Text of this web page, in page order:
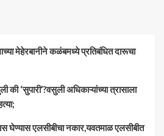
मेहेरबानीने कळंबमध्ये प्रतिबंधित दारूचा
‘सुपारी’?वसुली अधिकाऱ्यांच्या त्रासाला
घेण्यास एलसीबीचा नकार,यवतमाळ एलसीबीत